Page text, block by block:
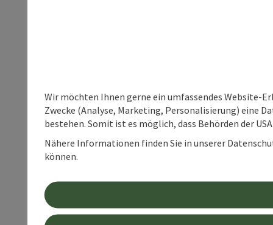
Wir möchten Ihnen gerne ein umfassendes Website-
Zwecke (Analyse, Marketing, Personalisierung) eine
bestehen. Somit ist es möglich, dass Behörden der
Nähere Informationen finden Sie in unserer
können.